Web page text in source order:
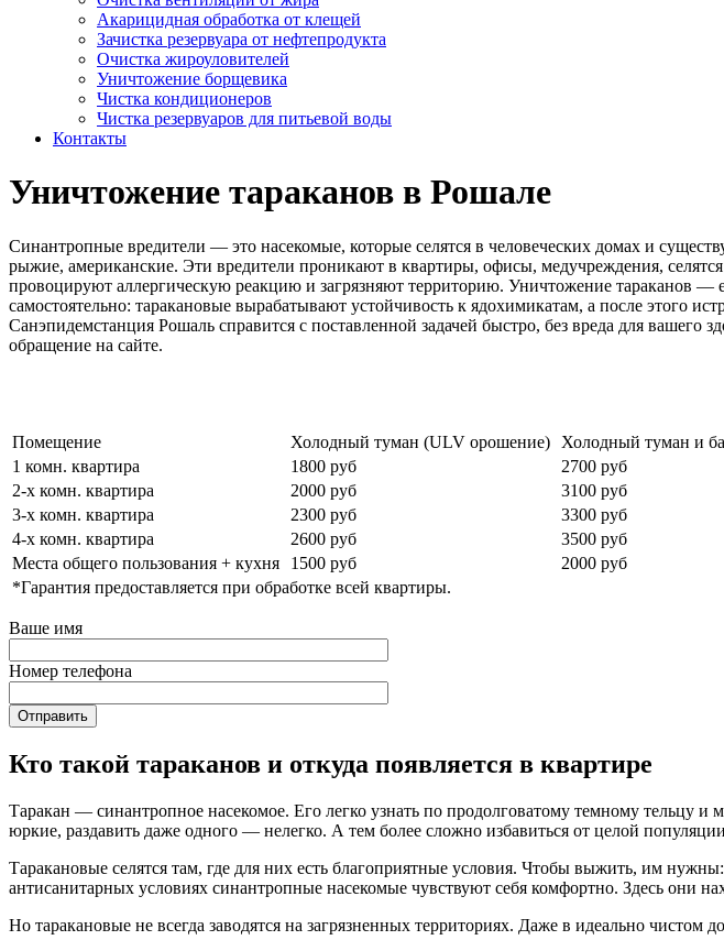
Акарицидная обработка от клещей
Зачистка резервуара от нефтепродукта
Очистка жироуловителей
Уничтожение борщевика
Чистка кондиционеров
Чистка резервуаров для питьевой воды
Контакты
Уничтожение тараканов в Рошале
Синантропные вредители — это насекомые, которые селятся в человеческих домах и
рыжие, американские. Эти вредители проникают в квартиры, офисы, медучреждения,
провоцируют аллергическую реакцию и загрязняют территорию. Уничтожение тараканов
самостоятельно: таракановые вырабатывают устойчивость к ядохимикатам, а после этого
Санэпидемстанция Рошаль справится с поставленной задачей быстро, без вреда для
обращение на сайте.
Помещение Холодный туман (ULV орошение) Холодный туман и
1 комн. квартира
1800 руб 2700 руб
2-х комн. квартира
2000 руб 3100 руб
3-х комн. квартира
2300 руб 3300 руб
4-х комн. квартира
2600 руб 3500 руб
Места общего пользования + кухня
1500 руб 2000 руб
*Гарантия предоставляется при обработке всей квартиры.
Ваше имя
Номер телефона
Кто такой тараканов и откуда появляется в квартире
Таракан — синантропное насекомое. Его легко узнать по продолговатому темному тельцу
юркие, раздавить даже одного — нелегко. А тем более сложно избавиться от целой
Таракановые селятся там, где для них есть благоприятные условия. Чтобы выжить, им
антисанитарных условиях синантропные насекомые чувствуют себя комфортно. Здесь они
Но таракановые не всегда заводятся на загрязненных территориях. Даже в идеально